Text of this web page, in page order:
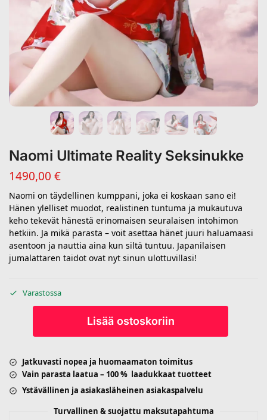
Naomi Ultimate Reality Seksinukke
1490,00 €
Naomi on täydellinen kumppani, joka ei koskaan sano ei!
Hänen ylelliset muodot, realistinen tuntuma ja mukautuva
keho tekevät hänestä erinomaisen seuralaisen intohimon
hetkiin. Ja mikä parasta – voit asettaa hänet juuri haluamaasi
asentoon ja nauttia aina kun siltä tuntuu. Japanilaisen
jumalattaren taidot ovat nyt sinun ulottuvillasi!
Varastossa
Lisää ostoskoriin
Jatkuvasti nopea ja huomaamaton toimitus
Vain parasta laatua – 100 % laadukkaat tuotteet
Ystävällinen ja asiakasläheinen asiakaspalvelu
Turvallinen & suojattu maksutapahtuma